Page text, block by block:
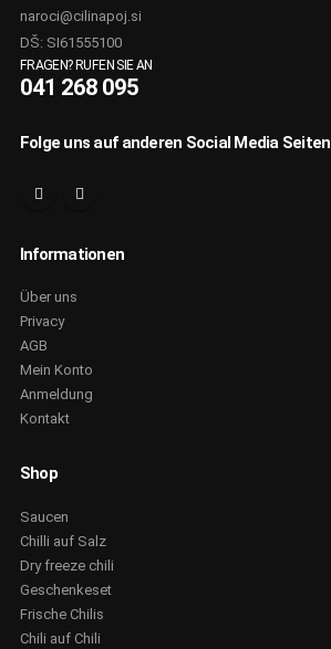
naroci@cilinapoj.si
DŠ: SI61555100
FRAGEN? RUFEN SIE AN
041 268 095
Folge uns auf anderen Social Media Seiten
Informationen
Über uns
Privacy
AGB
Mein Konto
Anmeldung
Kontakt
Shop
Saucen
Chilli auf Salz
Dry freeze chili
Geschenkeset
Frische Chilis
Chili auf Chili